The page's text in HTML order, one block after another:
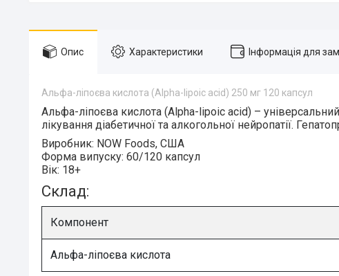
Опис Характеристики Інформація для
Альфа-ліпоєва кислота (Alpha-lipoic acid) 250 мг 120 капсул
Альфа-ліпоєва кислота (Alpha-lipoic acid) –
лікування діабетичної та алкогольної нейропатії.
Виробник: NOW Foods, США
Форма випуску: 60/120 капсул
Вік: 18+
Склад:
Компонент
Альфа-ліпоєва кислота